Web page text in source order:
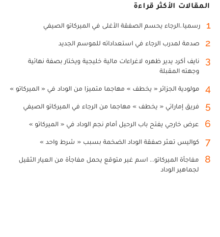
المقالات الأكثر قراءة
1 رسميا..الرجاء يحسم الصفقة الأغلى في الميركاتو الصيفي
2 صدمة لمدرب الرجاء في استعداداته للموسم الجديد
3
نايف أكرد يدير ظهره لاغراءات مالية خليجية ويختار بصفة نهائية
وجهته المقبلة
4 مولودية الجزائر « يخطف » مهاجما متميزا من الوداد في « الميركاتو »
5 فريق إماراتي « يخطف » مهاجما من الرجاء في الميركاتو الصيفي
6 عرض خارجي يفتح باب الرحيل أمام نجم الوداد في « الميركاتو »
7 كواليس تعثر صفقة الوداد الضخمة بسبب « شرط واحد »
8
مفاجأة الميركاتو... اسم غير متوقع يحمل مفاجأة من العيار الثقيل
لجماهير الوداد